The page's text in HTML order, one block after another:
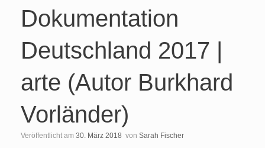
Dokumentation
Deutschland 2017 |
arte (Autor Burkhard
Vorländer)
Veröffentlicht am 30. März 2018 von Sarah Fischer